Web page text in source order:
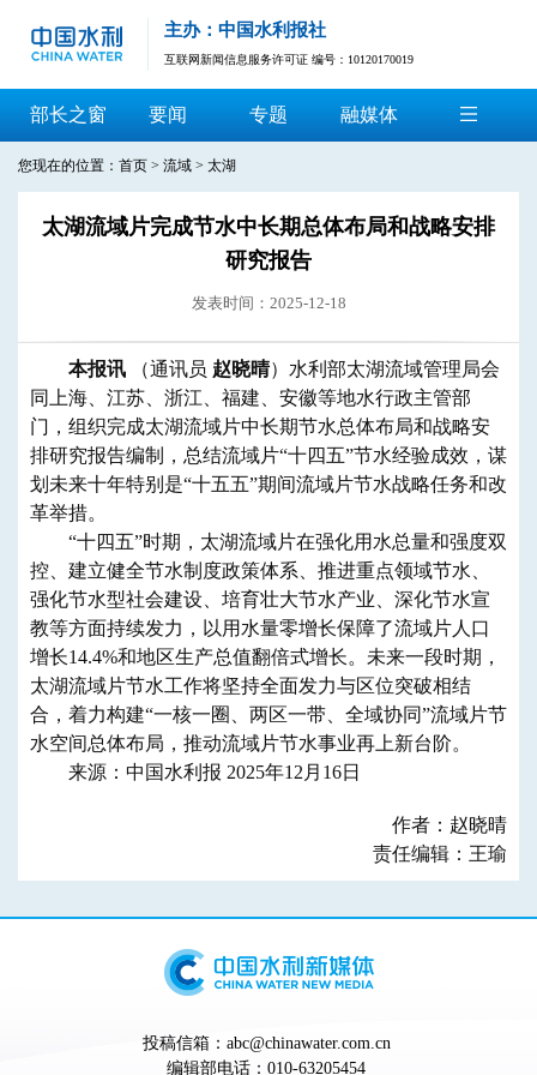
主办：中国水利报社
互联网新闻信息服务许可证 编号：10120170019
部长之窗 要闻 专题 融媒体
您现在的位置： 首页 > 流域 > 太湖
太湖流域片完成节水中长期总体布局和战略安排
研究报告
发表时间：2025-12-18
本报讯 （通讯员 赵晓晴）水利部太湖流域管理局会
同上海、江苏、浙江、福建、安徽等地水行政主管部
门，组织完成太湖流域片中长期节水总体布局和战略安
排研究报告编制，总结流域片“十四五”节水经验成效，谋
划未来十年特别是“十五五”期间流域片节水战略任务和改
革举措。
“十四五”时期，太湖流域片在强化用水总量和强度双
控、建立健全节水制度政策体系、推进重点领域节水、
强化节水型社会建设、培育壮大节水产业、深化节水宣
教等方面持续发力，以用水量零增长保障了流域片人口
增长14.4%和地区生产总值翻倍式增长。未来一段时期，
太湖流域片节水工作将坚持全面发力与区位突破相结
合，着力构建“一核一圈、两区一带、全域协同”流域片节
水空间总体布局，推动流域片节水事业再上新台阶。
来源：中国水利报 2025年12月16日
作者：赵晓晴
责任编辑：王瑜
投稿信箱：abc@chinawater.com.cn
编辑部电话：010-63205454